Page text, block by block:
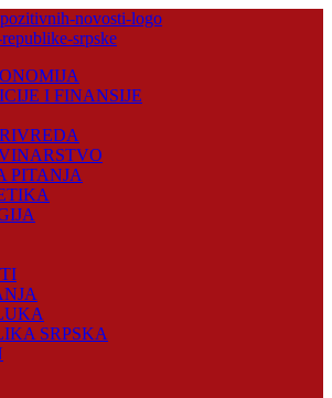
I FINANSIJE
PITANJA
SRPSKA